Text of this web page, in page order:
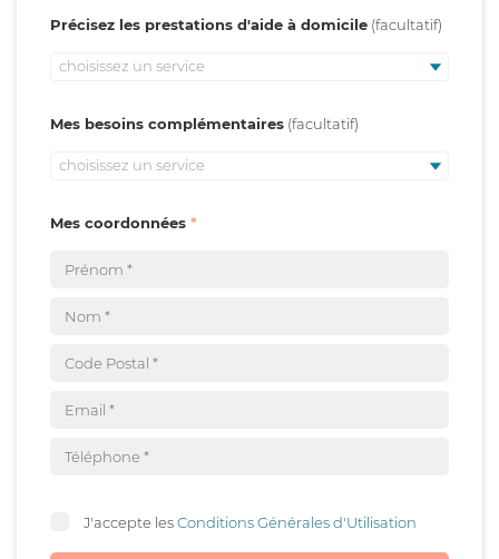
Précisez les prestations d'aide à domicile
choisissez un service
Mes besoins complémentaires
choisissez un service
Mes coordonnées
J'accepte lesConditions Générales d'Utilisation